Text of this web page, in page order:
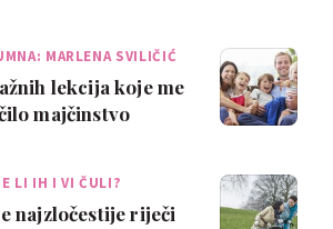
MARLENA SVILIČIĆ
lekcija koje me
majčinstvo
LI IH I VI ČULI?
najzločestije riječi